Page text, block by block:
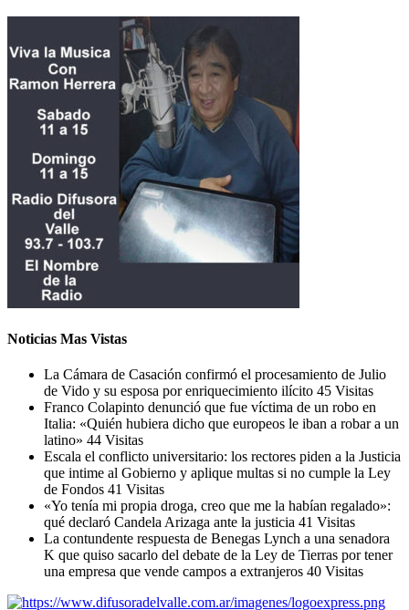
Noticias Mas Vistas
La Cámara de Casación confirmó el procesamiento de Julio
de Vido y su esposa por enriquecimiento ilícito 45 Visitas
Franco Colapinto denunció que fue víctima de un robo en
Italia: «Quién hubiera dicho que europeos le iban a robar a un
latino» 44 Visitas
Escala el conflicto universitario: los rectores piden a la Justicia
que intime al Gobierno y aplique multas si no cumple la Ley
de Fondos 41 Visitas
«Yo tenía mi propia droga, creo que me la habían regalado»:
qué declaró Candela Arizaga ante la justicia 41 Visitas
La contundente respuesta de Benegas Lynch a una senadora
K que quiso sacarlo del debate de la Ley de Tierras por tener
una empresa que vende campos a extranjeros 40 Visitas